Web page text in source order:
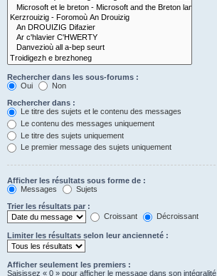
Rechercher dans les sous-forums :
Oui
Non
Rechercher dans :
Le titre des sujets et le contenu des messages
Le contenu des messages uniquement
Le titre des sujets uniquement
Le premier message des sujets uniquement
Afficher les résultats sous forme de :
Messages
Sujets
Trier les résultats par :
Croissant
Décroissant
Limiter les résultats selon leur ancienneté :
Afficher seulement les premiers :
Saisissez « 0 » pour afficher le message dans son intégralité.